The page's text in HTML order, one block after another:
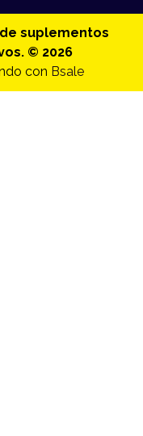
suplementos
© 2026
con Bsale